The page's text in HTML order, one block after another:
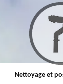
Nettoyage et